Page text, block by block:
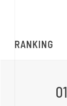
RANKING
01